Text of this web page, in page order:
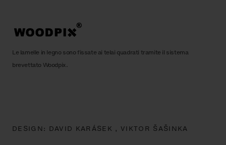
Le lamelle in legno sono fissate ai telai quadrati tramite il sistema
brevettato Woodpix.
DESIGN: DAVID KARÁSEK , VIKTOR ŠAŠINKA